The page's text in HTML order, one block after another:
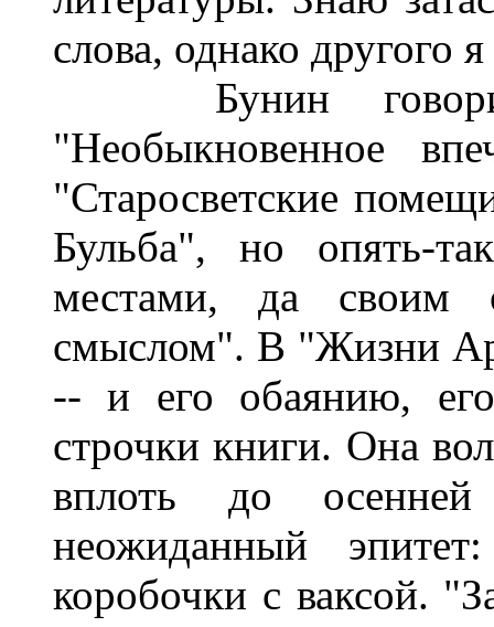
слова, однако другого
Бунин
"Необыкновенное
"Старосветские
Бульба", но опять-
местами, да своим
смыслом". В "Жизни
-- и его обаянию,
строчки книги. Она
вплоть до осенней
неожиданный
коробочки с ваксой.